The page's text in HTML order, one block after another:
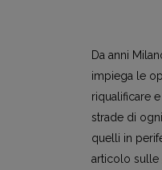
Da anni
impiega le
riqualificare
strade di
quelli in
articolo sulle